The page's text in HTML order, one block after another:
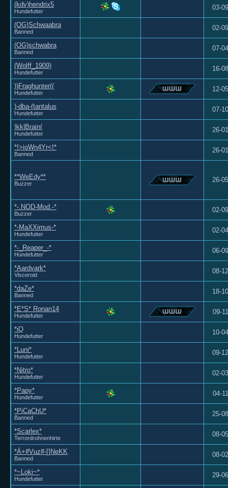
(kdv)hendrix5
Hundefutter 03-
(OG)Schwaabra
Banned 02-
(OG)schwabra
Banned 07-
(Wolff_1909)
Hundefutter 16-
))Fraghunter((
Hundefutter 12-
)-dba-(tantalus
Hundefutter 07-
)kk|Brain(
Hundefutter 26-
*!>ioWn4Yr<!*
Banned 26-
**WeEdy**
Buzzer 26-
*-.NOD-Mod.-*
Buzzer 02-
*-MaXXimus-*
Hundefutter 02-
*-_Reaper_-*
Hundefutter 06-
*Aardvark*
Visceroid 08-
*daZe*
Banned 18-
*E*S* Ronan14
Hundefutter 09-
*iQ
Hundefutter 10-
*Luni*
Hundefutter 09-
*Nitro*
Hundefutter 02-
*Papy*
Hundefutter 04-
*PiCaChU*
Banned 25-
*Scarlex*
Terrordrohnenhirte 08-
*Ä+#Vuz#-[]NeKK
Banned 08-
*~Loki~*
Hundefutter 29-